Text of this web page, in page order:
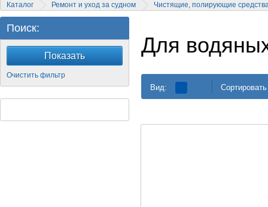
Каталог Ремонт и уход за судном Чистящие, полирующие
Поиск:
Для
Вид: